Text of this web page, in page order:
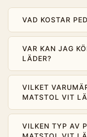
VAD KOSTAR
VAR KAN JAG
LÄDER?
VILKET
MATSTOL VIT
VILKEN TYP AV